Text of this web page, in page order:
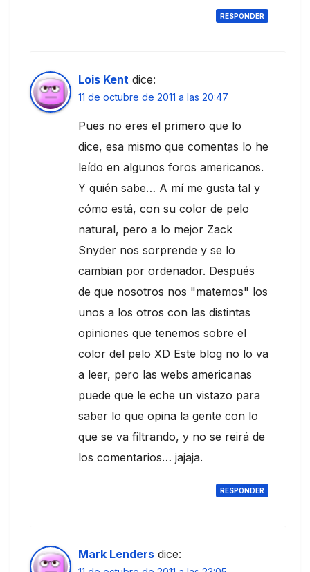
RESPONDER
Lois Kent dice:
11 de octubre de 2011 a las 20:47
Pues no eres el primero que lo
dice, esa mismo que comentas lo he
leído en algunos foros americanos.
Y quién sabe… A mí me gusta tal y
cómo está, con su color de pelo
natural, pero a lo mejor Zack
Snyder nos sorprende y se lo
cambian por ordenador. Después
de que nosotros nos "matemos" los
unos a los otros con las distintas
opiniones que tenemos sobre el
color del pelo XD Este blog no lo va
a leer, pero las webs americanas
puede que le eche un vistazo para
saber lo que opina la gente con lo
que se va filtrando, y no se reirá de
los comentarios… jajaja.
RESPONDER
Mark Lenders dice: